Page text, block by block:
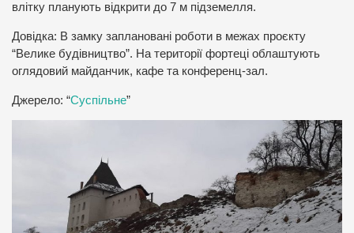
влітку планують відкрити до 7 м підземелля.
Довідка: В замку заплановані роботи в межах проєкту
“Велике будівництво”. На території фортеці облаштують
оглядовий майданчик, кафе та конференц-зал.
Джерело: “Суспільне”